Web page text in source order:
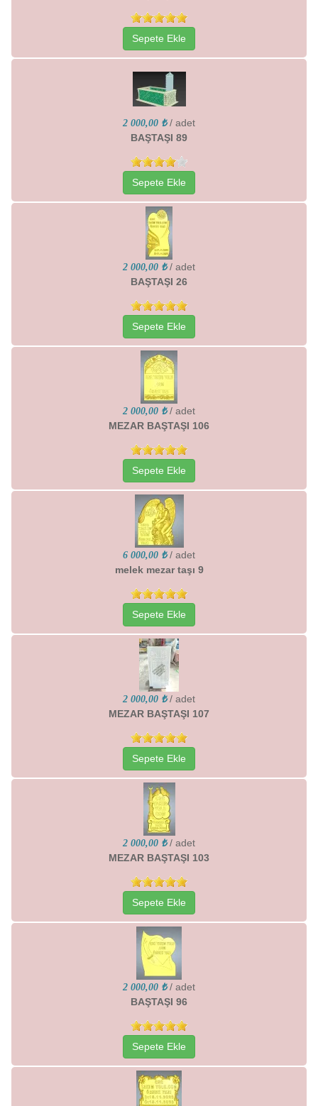
Sepete Ekle
2 000,00 ₺ / adet
BAŞTAŞI 89
Sepete Ekle
2 000,00 ₺ / adet
BAŞTAŞI 26
Sepete Ekle
2 000,00 ₺ / adet
MEZAR BAŞTAŞI 106
Sepete Ekle
6 000,00 ₺ / adet
melek mezar taşı 9
Sepete Ekle
2 000,00 ₺ / adet
MEZAR BAŞTAŞI 107
Sepete Ekle
2 000,00 ₺ / adet
MEZAR BAŞTAŞI 103
Sepete Ekle
2 000,00 ₺ / adet
BAŞTAŞI 96
Sepete Ekle